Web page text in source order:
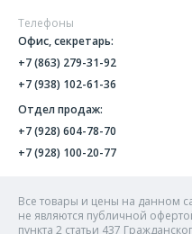
Телефоны
Офис, секретарь:
+7 (863) 279-31-92
+7 (938) 102-61-36
Отдел продаж:
+7 (928) 604-78-70
+7 (928) 100-20-77
Все товары и цены на данном
не являются публичной
пункта 2 статьи 437